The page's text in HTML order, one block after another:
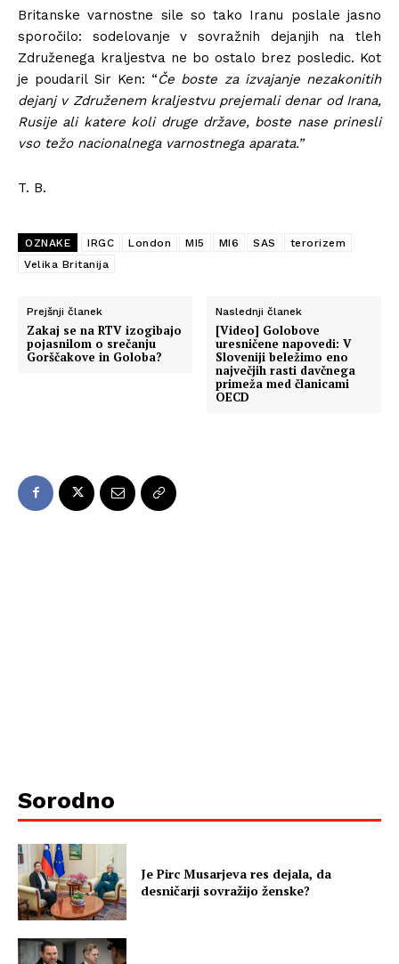
Britanske varnostne sile so tako Iranu poslale jasno
sporočilo: sodelovanje v sovražnih dejanjih na tleh
Združenega kraljestva ne bo ostalo brez posledic. Kot
je poudaril Sir Ken: “Če boste za izvajanje nezakonitih
dejanj v Združenem kraljestvu prejemali denar od Irana,
Rusije ali katere koli druge države, boste nase prinesli
vso težo nacionalnega varnostnega aparata.”
T. B.
OZNAKE IRGC London MI5 MI6 SAS
terorizem
Velika Britanija
Prejšnji članek
Zakaj se na RTV izogibajo
pojasnilom o srečanju
Gorščakove in Goloba?
Naslednji članek
[Video] Golobove
uresničene napovedi: V
Sloveniji beležimo eno
največjih rasti davčnega
primeža med članicami
OECD
Sorodno
Je Pirc Musarjeva res dejala, da
desničarji sovražijo ženske?